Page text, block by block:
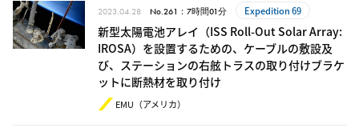
2023.04.28 No.261：7時間01分 Expedition 69
新型太陽電池アレイ（ISS Roll-Out Solar Array:
IROSA）を設置するための、ケーブルの敷設及
び、ステーションの右舷トラスの取り付けブラケ
ットに断熱材を取り付け
EMU（アメリカ）